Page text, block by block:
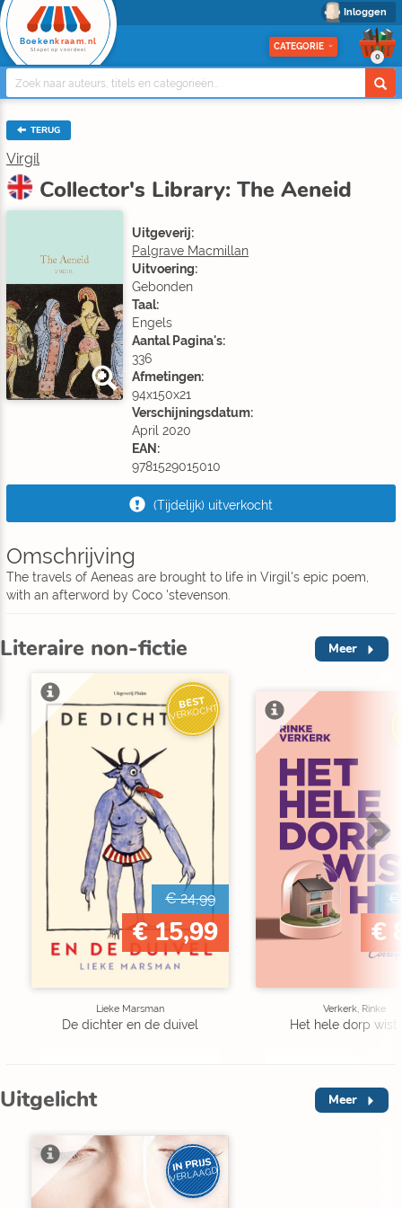
Inloggen
Boeken kraam.nl
Stapel op voordeel CATEGORIE
0
TERUG
Virgil
Collector's Library: The Aeneid
Uitgeverij:
Palgrave Macmillan
Uitvoering:
Gebonden
Taal:
Engels
Aantal Pagina's:
336
Afmetingen:
94x150x21
Verschijningsdatum:
April 2020
EAN:
9781529015010
(Tijdelijk) uitverkocht
Omschrijving
The travels of Aeneas are brought to life in Virgil's epic poem,
with an afterword by Coco 'stevenson.
Literaire non-fictie Meer
BEST
VERKOCHT
€ 24,99
€ 15,99
Lieke Marsman
De dichter en de duivel
€
€
Verkerk, Rinke
Het hele dorp wist
Uitgelicht Meer
IN PRIJS
VERLAAGD